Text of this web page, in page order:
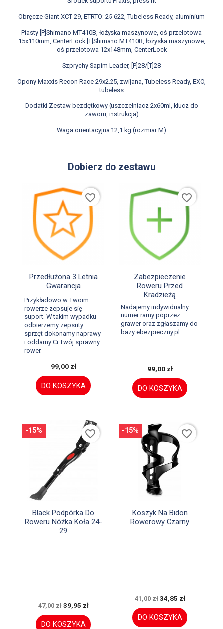
Obręcze Giant XCT 29, ETRTO: 25-622, Tubeless Ready, aluminium
Piasty [P]Shimano MT410B, łożyska maszynowe, oś przelotowa
15x110mm, CenterLock [T]Shimano MT410B, łożyska maszynowe,
oś przelotowa 12x148mm, CenterLock
Szprychy Sapim Leader, [P]28/[T]28
Opony Maxxis Recon Race 29x2.25, zwijana, Tubeless Ready, EXO,
tubeless
Dodatki Zestaw bezdętkowy (uszczelniacz 2x60ml, klucz do
zaworu, instrukcja)
Waga orientacyjna 12,1 kg (rozmiar M)
Dobierz do zestawu
Szybki podgląd
Przedłużona 3 Letnia
Gwarancja
Przykładowo w Twoim
rowerze zepsuje się
suport. W takim wypadku
odbierzemy zepsuty
sprzęt dokonamy naprawy
i oddamy Ci Twój sprawny
rower.
99,00 zł
DO KOSZYKA
favorite_border
Szybki podgląd
Zabezpieczenie
Roweru Przed
Kradzieżą
Nadajemy indywidualny
numer ramy poprzez
grawer oraz zgłaszamy do
bazy ebezpieczny.pl.
99,00 zł
DO KOSZYKA
favorite_border
Szybki podgląd
Black Podpórka Do
Roweru Nóżka Koła 24-
29
47,00 zł 39,95 zł
DO KOSZYKA
-15% favorite_border
Szybki podgląd
Koszyk Na Bidon
Rowerowy Czarny
41,00 zł 34,85 zł
DO KOSZYKA
-15% favorite_border